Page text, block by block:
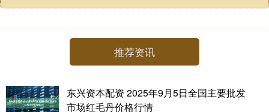
推荐资讯
东兴资本配资 2025年9月5日全国主要批发
市场红毛丹价格行情